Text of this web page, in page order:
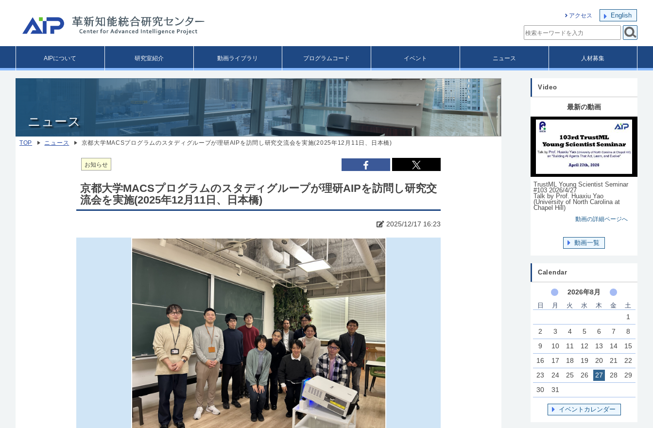
移
動
アクセス English
AIPについて 研究室紹介 動画ライブラリ プログラムコード イベント ニュース 人材募集
ニュース
TOP ニュース 京都大学MACSプログラムのスタディグループが理研AIPを訪問し研究交流会を実施(2025年12月11日、日本橋)
お知らせ
京都大学MACSプログラムのスタディグループが理研AIPを訪問し研究交
流会を実施(2025年12月11日、日本橋)
2025/12/17 16:23
Video
最新の動画
TrustML Young Scientist Seminar
#103 2026/4/27
Talk by Prof. Huaxiu Yao
(University of North Carolina at
Chapel Hill)
動画の詳細ページへ
動画一覧
Calendar
2026年8月
日 月 火 水 木 金 土
1
2
3 4 5 6 7
8
9
10 11 12 13 14
15
16
17 18 19 20 21
22
23
24 25 26 27 28
29
30
31
イベントカレンダー